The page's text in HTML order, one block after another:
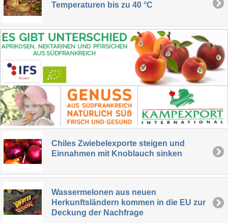
Temperaturen bis zu 40 °C
Chiles Zwiebelexporte steigen und
Einnahmen mit Knoblauch sinken
Wassermelonen aus neuen
Herkunftsländern kommen in die EU zur
Deckung der Nachfrage